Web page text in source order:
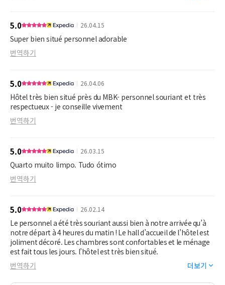
It was spacious, included generous toiletries, large high quality
TV with good channel options, and hospitable, respectful staff.
The location is on a small quiet street that is an easy walk to
After I left, I stayed in a larger, expensive hotel in Bangkok for
two days but immediately regretted it. Happy 3 was much
better, more comfortable, and a wonderful experience. I liked
this hotel more than the pricey places I've stayed in. Another
perk is this isn't a high rise -- so during earthquakes you'll be
5.0 26.04.15
Super bien situé personnel adorable
번역하기
5.0 26.04.06
Hôtel très bien situé près du MBK- personnel souriant et très
respectueux - je conseille vivement
번역하기
5.0 26.03.15
Quarto muito limpo. Tudo ótimo
번역하기
5.0 26.02.14
Le personnel a été très souriant aussi bien à notre arrivée qu’à
notre départ à 4 heures du matin ! Le hall d’accueil de l’hôtel est
joliment décoré. Les chambres sont confortables et le ménage
est fait tous les jours. l’hôtel est très bien situé.
번역하기
더보기